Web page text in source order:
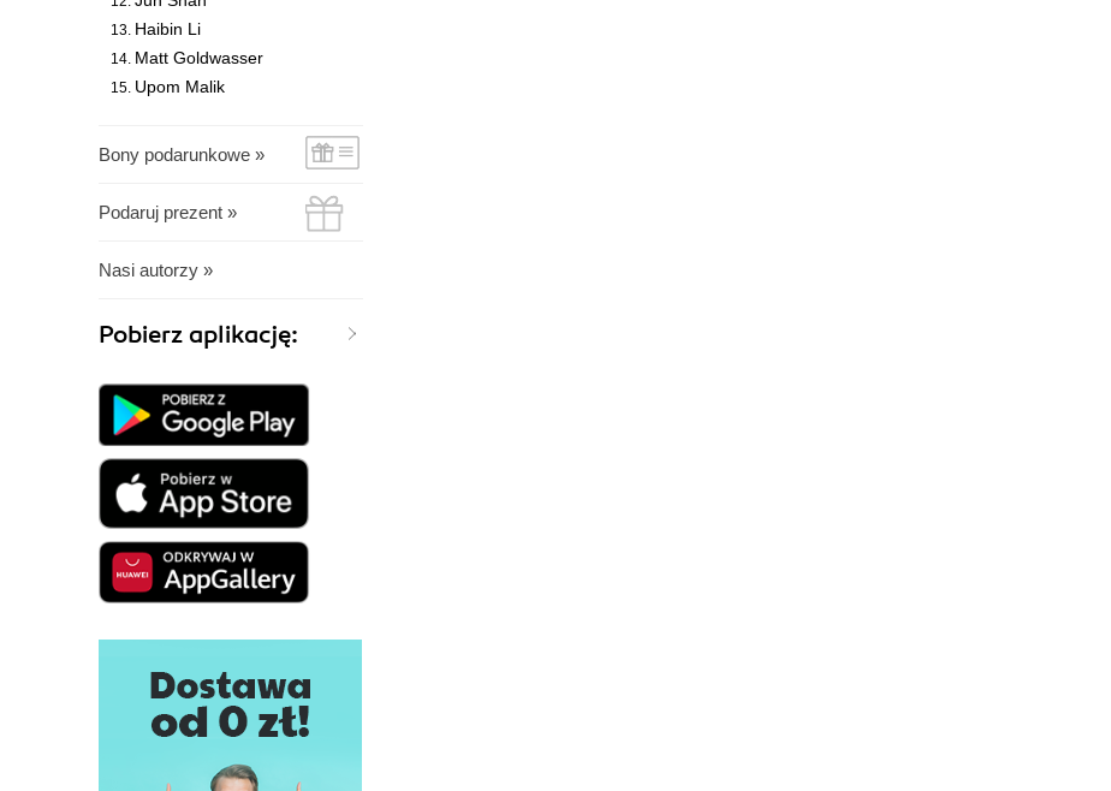
Haibin Li
Matt Goldwasser
Upom Malik
Bony podarunkowe »
Podaruj prezent »
Nasi autorzy »
Pobierz aplikację: